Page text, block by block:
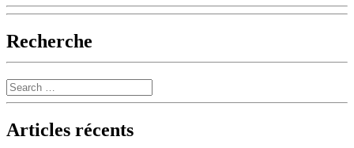
Recherche
Search
Articles récents